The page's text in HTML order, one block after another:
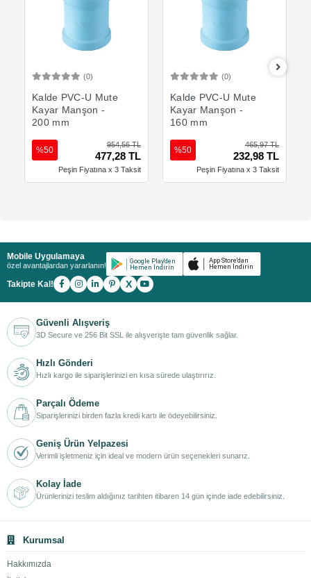
(0)
Kalde PVC-U Mute
Kayar Manşon -
200 mm
954,56 TL
477,28 TL
%50
Peşin Fiyatına x 3 Taksit
(0)
Kalde PVC-U Mute
Kayar Manşon -
160 mm
465,97 TL
232,98 TL
%50
Peşin Fiyatına x 3 Taksit
Mobile Uygulamaya
özel avantajlardan yararlanın!
Takipte Kal! X
Güvenli Alışveriş
3D Secure ve 256 Bit SSL ile alışverişte tam güvenlik sağlar.
Hızlı Gönderi
Hızlı kargo ile siparişlerinizi en kısa sürede ulaştırırız.
Parçalı Ödeme
Siparişlerinizi birden fazla kredi kartı ile ödeyebilirsiniz.
Geniş Ürün Yelpazesi
Verimli işletmeniz için ideal ve modern ürün seçenekleri sunarız.
Kolay İade
Ürünlerinizi teslim aldığınız tarihten itibaren 14 gün içinde iade edebilirsiniz.
Kurumsal
Hakkımızda